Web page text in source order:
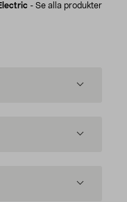
- Se alla produkter